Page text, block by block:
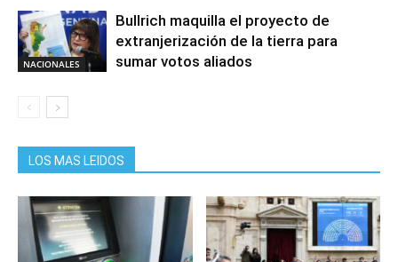
NACIONALES
Bullrich maquilla el proyecto de
extranjerización de la tierra para
sumar votos aliados
LOS MAS LEIDOS